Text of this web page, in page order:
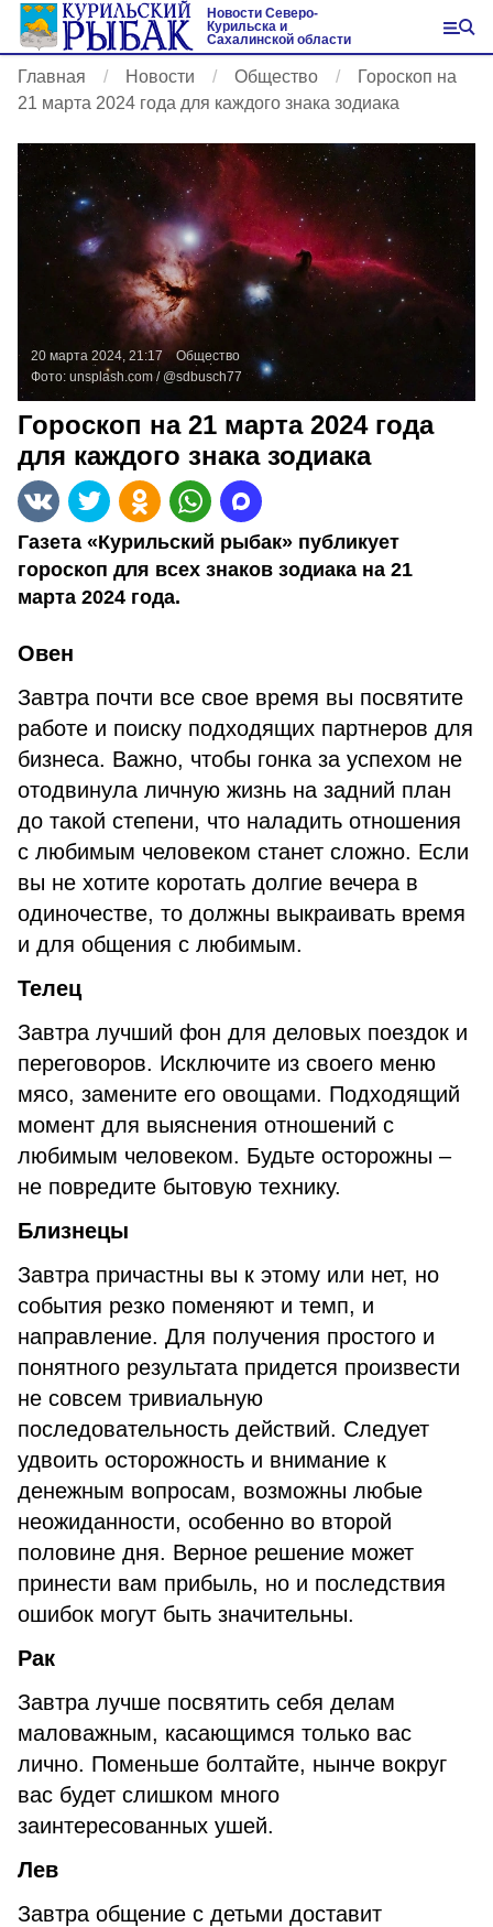
Новости Северо-
Курильска и
Сахалинской области
Главная Новости Общество
Гороскоп на
21 марта 2024 года для каждого знака зодиака
20 марта 2024, 21:17
Общество
Фото: unsplash.com/ @sdbusch77
Гороскоп на 21 марта 2024 года
для каждого знака зодиака
Газета «Курильский рыбак» публикует
гороскоп для всех знаков зодиака на 21
марта 2024 года.
Овен
Завтра почти все свое время вы посвятите
работе и поиску подходящих партнеров для
бизнеса. Важно, чтобы гонка за успехом не
отодвинула личную жизнь на задний план
до такой степени, что наладить отношения
с любимым человеком станет сложно. Если
вы не хотите коротать долгие вечера в
одиночестве, то должны выкраивать время
и для общения с любимым.
Телец
Завтра лучший фон для деловых поездок и
переговоров. Исключите из своего меню
мясо, замените его овощами. Подходящий
момент для выяснения отношений с
любимым человеком. Будьте осторожны –
не повредите бытовую технику.
Близнецы
Завтра причастны вы к этому или нет, но
события резко поменяют и темп, и
направление. Для получения простого и
понятного результата придется произвести
не совсем тривиальную
последовательность действий. Следует
удвоить осторожность и внимание к
денежным вопросам, возможны любые
неожиданности, особенно во второй
половине дня. Верное решение может
принести вам прибыль, но и последствия
ошибок могут быть значительны.
Рак
Завтра лучше посвятить себя делам
маловажным, касающимся только вас
лично. Поменьше болтайте, нынче вокруг
вас будет слишком много
заинтересованных ушей.
Лев
Завтра общение с детьми доставит